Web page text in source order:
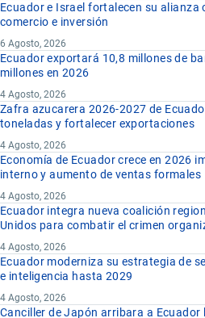
Ecuador e Israel fortalecen su alianza
comercio e inversión
6 Agosto, 2026
Ecuador exportará 10,8 millones de
millones en 2026
4 Agosto, 2026
Zafra azucarera 2026-2027 de
toneladas y fortalecer exportaciones
4 Agosto, 2026
Economía de Ecuador crece en 2026
interno y aumento de ventas formales
4 Agosto, 2026
Ecuador integra nueva coalición
Unidos para combatir el crimen
4 Agosto, 2026
Ecuador moderniza su estrategia de
e inteligencia hasta 2029
4 Agosto, 2026
Canciller de Japón arribara a